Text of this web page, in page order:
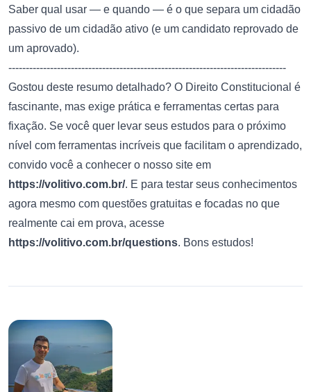
Saber qual usar — e quando — é o que separa um cidadão
passivo de um cidadão ativo (e um candidato reprovado de
um aprovado).
--------------------------------------------------------------------------------
Gostou deste resumo detalhado? O Direito Constitucional é
fascinante, mas exige prática e ferramentas certas para
fixação. Se você quer levar seus estudos para o próximo
nível com ferramentas incríveis que facilitam o aprendizado,
convido você a conhecer o nosso site em
https://volitivo.com.br/. E para testar seus conhecimentos
agora mesmo com questões gratuitas e focadas no que
realmente cai em prova, acesse
https://volitivo.com.br/questions. Bons estudos!